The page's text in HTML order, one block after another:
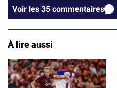
Voir les 35 commentaires
À lire aussi